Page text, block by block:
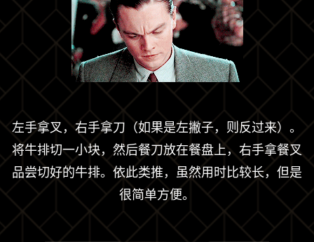
左手拿叉，右手拿刀（如果是左撇子，则反过来）。
将牛排切一小块，然后餐刀放在餐盘上，右手拿餐叉
品尝切好的牛排。依此类推，虽然用时比较长，但是
很简单方便。